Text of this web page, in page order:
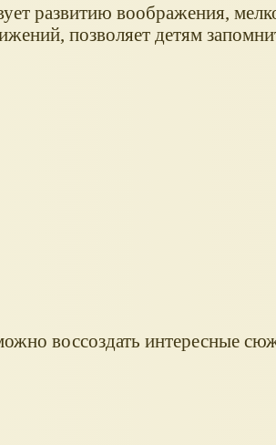
развитию воображения,
позволяет детям
воссоздать интересные